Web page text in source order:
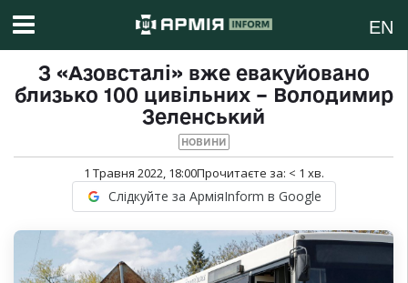
EN
З «Азовсталі» вже евакуйовано
близько 100 цивільних – Володимир
Зеленський
НОВИНИ
1 Травня 2022, 18:00Прочитаєте за: < 1 хв.
Слідкуйте за АрміяInform в Google